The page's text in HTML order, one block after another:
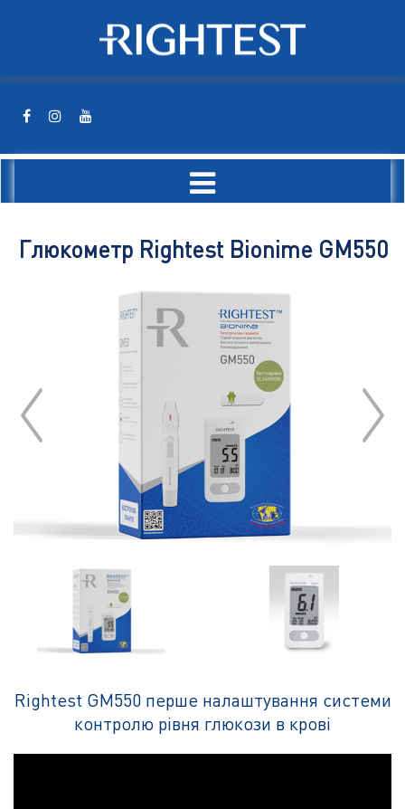
Глюкометр Rightest Bionime GM550
Rightest GM550 перше налаштування cистеми
контролю рівня глюкози в крові